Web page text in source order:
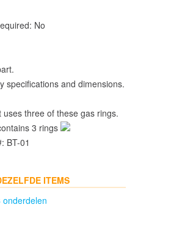
No
specifications and dimensions.
uses three of these gas rings.
3 rings
BT-01
ITEMS
onderdelen